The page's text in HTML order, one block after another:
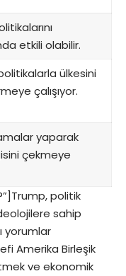
etkili olabilir.
ülkesini
çalışıyor.
yaparak
çekmeye
politik
sahip
yorumlar
Amerika Birleşik
ve ekonomik